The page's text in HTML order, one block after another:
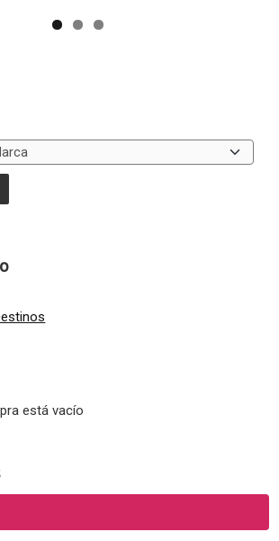
está vacío